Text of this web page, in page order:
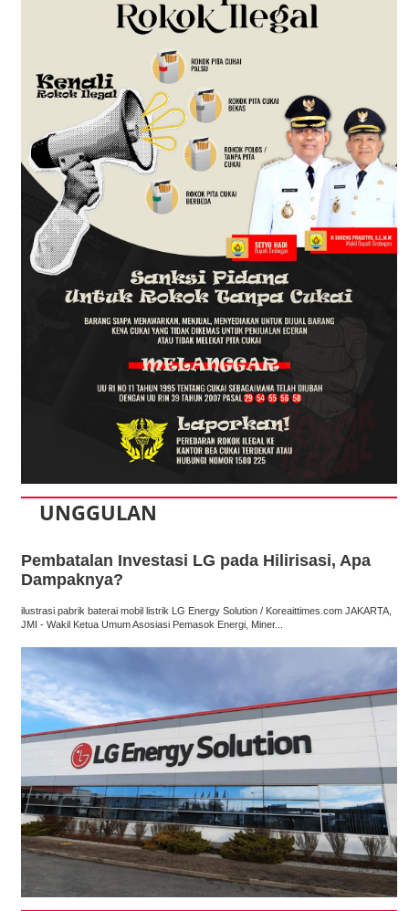
UNGGULAN
Pembatalan Investasi LG pada Hilirisasi, Apa
Dampaknya?
ilustrasi pabrik baterai mobil listrik LG Energy Solution / Koreaittimes.com JAKARTA,
JMI - Wakil Ketua Umum Asosiasi Pemasok Energi, Miner...